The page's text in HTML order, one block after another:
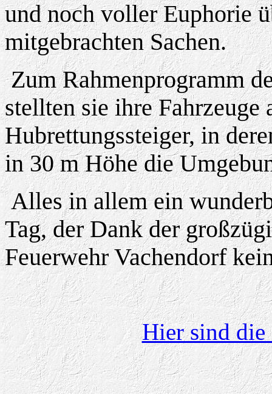
und noch voller Euphorie
mitgebrachten Sachen.
Zum Rahmenprogramm
stellten sie ihre Fahrzeuge
Hubrettungssteiger, in
in 30 m Höhe die
Alles in allem ein
Tag, der Dank der
Feuerwehr Vachendorf
Hier sind